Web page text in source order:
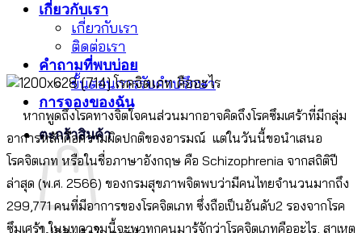
เกี่ยวกับเรา
เกี่ยวกับเรา
ติดต่อเรา
คำถามที่พบบ่อย
ขั้นตอนการรับคำปรึกษา
การจองของฉัน
ตะกร้าสินค้า
หากพูดถึงโรคทางจิตใจคนส่วนมากอาจคิดถึงโรคซึมเศร้าที่มีกลุ่ม
อาการหลักคือความผิดปกติของอารมณ์ แต่ในวันนี้ขอนำเสนอ
โรคจิตเภท หรือในชื่อภาษาอังกฤษ คือ Schizophrenia จากสถิติปี
ล่าสุด (พ.ศ. 2566) ของกรมสุขภาพจิตพบว่ามีคนไทยจำนวนมากถึง
299,771 คนที่มีอาการของโรคจิตเภท ซึ่งถือเป็นอันดับ2 รองจากโรค
ซึมเศร้า ในบทความนี้จะพาทุกคนมารู้จักว่าโรคจิตเภทคืออะไร, สาเหตุ